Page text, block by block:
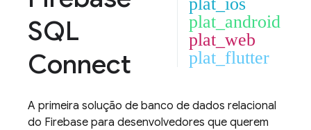
SQL
Connect
plat_android
plat_web
plat_flutter
A primeira solução de banco de dados relacional
do Firebase para desenvolvedores que querem